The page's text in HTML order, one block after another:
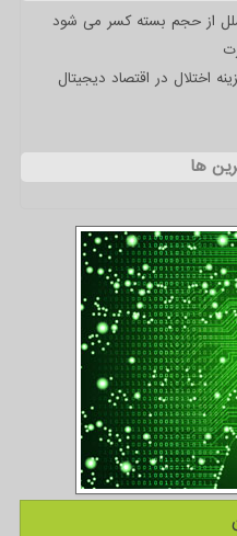
از حجم بسته کسر می شود
اختلال در اقتصاد دیجیتال
ها